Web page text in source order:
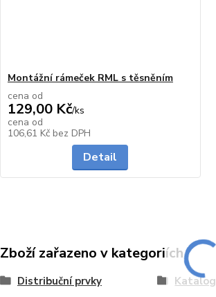
Montážní rámeček RML s těsněním
cena od
129,00 Kč/ks
cena od
106,61 Kč bez DPH
Detail
Zboží zařazeno v kategoriích
Distribuční prvky Katalog